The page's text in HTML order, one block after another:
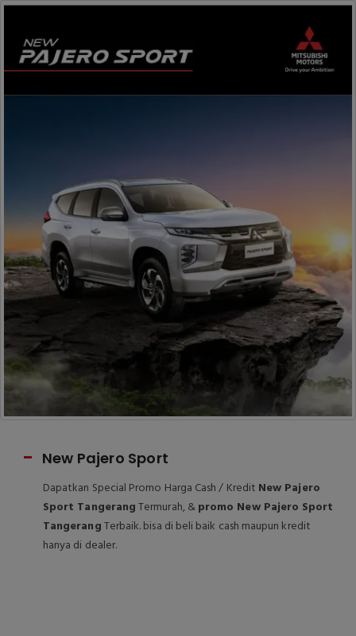
Mitsubishi New Xpander
New Xpander Tangerang
New Xpander Tangerang
maupun kredit hanya di dealer.